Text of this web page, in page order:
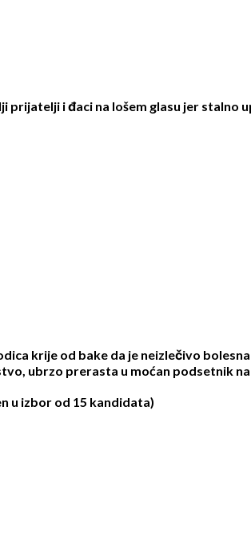
i đaci na lošem glasu jer stalno
krije od bake da je neizlečivo
ubrzo prerasta u moćan podsetnik
u izbor od 15 kandidata)